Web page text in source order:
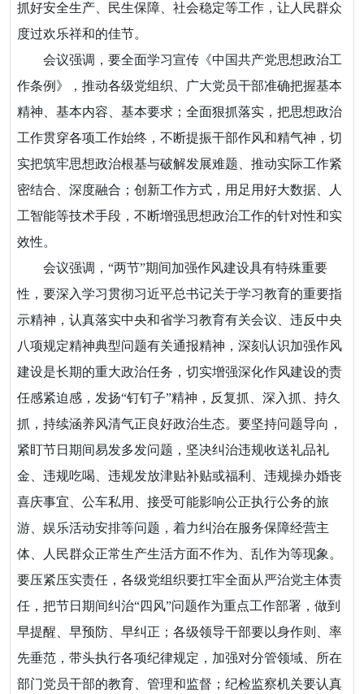
抓好安全生产、民生保障、社会稳定等工作，让人民群众
度过欢乐祥和的佳节。
会议强调，要全面学习宣传《中国共产党思想政治工
作条例》，推动各级党组织、广大党员干部准确把握基本
精神、基本内容、基本要求；全面狠抓落实，把思想政治
工作贯穿各项工作始终，不断提振干部作风和精气神，切
实把筑牢思想政治根基与破解发展难题、推动实际工作紧
密结合、深度融合；创新工作方式，用足用好大数据、人
工智能等技术手段，不断增强思想政治工作的针对性和实
效性。
会议强调，“两节”期间加强作风建设具有特殊重要
性，要深入学习贯彻习近平总书记关于学习教育的重要指
示精神，认真落实中央和省学习教育有关会议、违反中央
八项规定精神典型问题有关通报精神，深刻认识加强作风
建设是长期的重大政治任务，切实增强深化作风建设的责
任感紧迫感，发扬“钉钉子”精神，反复抓、深入抓、持久
抓，持续涵养风清气正良好政治生态。要坚持问题导向，
紧盯节日期间易发多发问题，坚决纠治违规收送礼品礼
金、违规吃喝、违规发放津贴补贴或福利、违规操办婚丧
喜庆事宜、公车私用、接受可能影响公正执行公务的旅
游、娱乐活动安排等问题，着力纠治在服务保障经营主
体、人民群众正常生产生活方面不作为、乱作为等现象。
要压紧压实责任，各级党组织要扛牢全面从严治党主体责
任，把节日期间纠治“四风”问题作为重点工作部署，做到
早提醒、早预防、早纠正；各级领导干部要以身作则、率
先垂范，带头执行各项纪律规定，加强对分管领域、所在
部门党员干部的教育、管理和监督；纪检监察机关要认真